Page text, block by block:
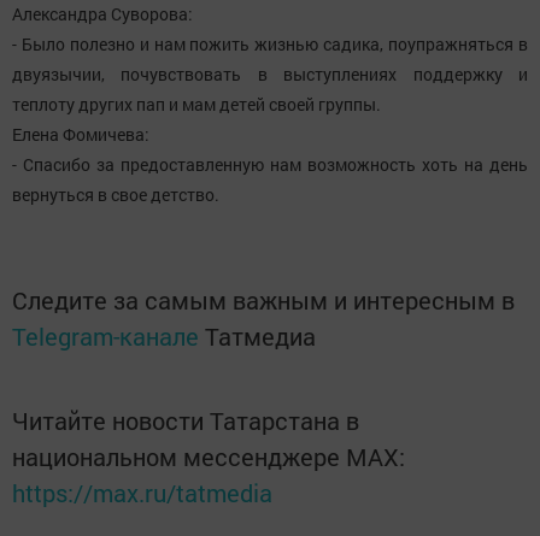
Александра Суворова:
- Было полезно и нам пожить жизнью садика, поупражняться в
двуязычии, почувствовать в выступлениях поддержку и
теплоту других пап и мам детей своей группы.
Елена Фомичева:
- Спасибо за предоставленную нам возможность хоть на день
вернуться в свое детство.
Следите за самым важным и интересным в
Telegram-канале Татмедиа
Читайте новости Татарстана в
национальном мессенджере MАХ:
https://max.ru/tatmedia